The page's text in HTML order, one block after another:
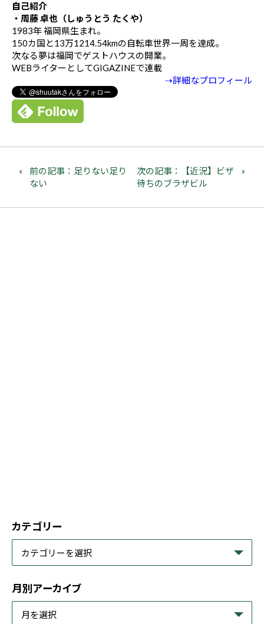
自己紹介
・周藤 卓也（しゅうとう たくや）
1983年 福岡県生まれ。
150カ国と13万1214.54kmの自転車世界一周を達成。
次なる夢は福岡でゲストハウスの開業。
WEBライターとしてGIGAZINEで連載
⇢詳細なプロフィール
前の記事：足りない足り
ない
次の記事：【近況】ビザ
待ちのブラザビル
カテゴリー
月別アーカイブ